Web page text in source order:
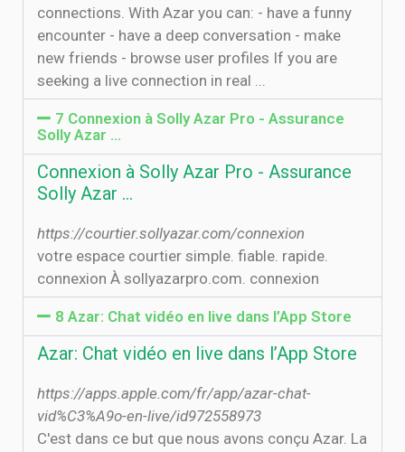
connections. With Azar you can: - have a funny
encounter - have a deep conversation - make
new friends - browse user profiles If you are
seeking a live connection in real ...
7 Connexion à Solly Azar Pro - Assurance
Solly Azar ...
Connexion à Solly Azar Pro - Assurance
Solly Azar ...
https://courtier.sollyazar.com/connexion
votre espace courtier simple. fiable. rapide.
connexion À sollyazarpro.com. connexion
8 ‎Azar: Chat vidéo en live dans l’App Store
‎Azar: Chat vidéo en live dans l’App Store
https://apps.apple.com/fr/app/azar-chat-
vid%C3%A9o-en-live/id972558973
C'est dans ce but que nous avons conçu Azar. La